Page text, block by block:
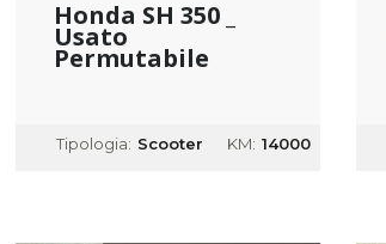
Honda SH 350 _
Usato
Permutabile
Tipologia: Scooter KM: 14000